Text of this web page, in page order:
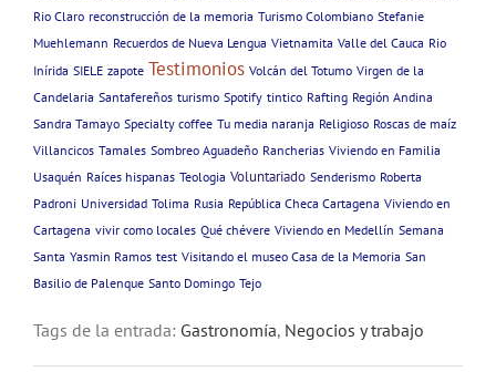
Rio Claro reconstrucción de la memoria Turismo Colombiano Stefanie
Muehlemann Recuerdos de Nueva Lengua Vietnamita Valle del Cauca Rio
Inírida SIELE zapote Testimonios Volcán del Totumo Virgen de la
Candelaria Santafereños turismo Spotify tintico Rafting Región Andina
Sandra Tamayo Specialty coffee Tu media naranja Religioso Roscas de maíz
Villancicos Tamales Sombreo Aguadeño Rancherias Viviendo en Familia
Usaquén Raíces hispanas Teologia Voluntariado Senderismo Roberta
Padroni Universidad Tolima Rusia República Checa Cartagena Viviendo en
Cartagena vivir como locales Qué chévere Viviendo en Medellín Semana
Santa Yasmin Ramos test Visitando el museo Casa de la Memoria San
Basilio de Palenque Santo Domingo Tejo
Tags de la entrada: Gastronomía, Negocios y trabajo